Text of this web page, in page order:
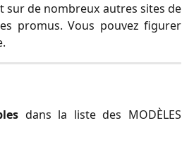
sur de nombreux autres sites de
promus. Vous pouvez figurer
dans la liste des MODÈLES